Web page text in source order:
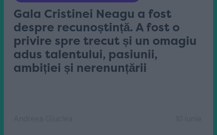
Gala Cristinei Neagu a fost
despre recunoștință. A fost o
privire spre trecut și un omagiu
adus talentului, pasiunii,
ambiției și nerenunțării